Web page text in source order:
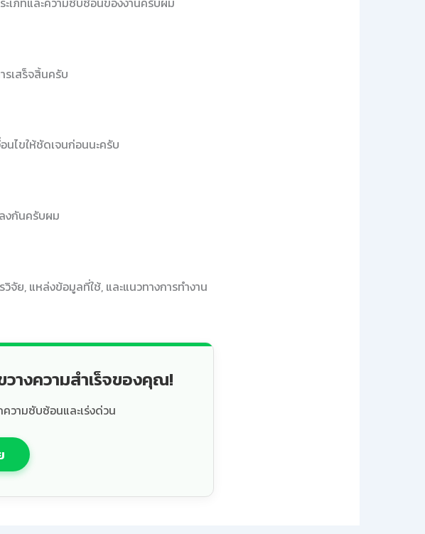
รเสร็จสิ้นครับ
ไขให้ชัดเจนก่อนนะครับ
งกันครับผม
จัย, แหล่งข้อมูลที่ใช้, และแนวทางการทำงาน
างความสำเร็จของคุณ!
วามซับซ้อนและเร่งด่วน